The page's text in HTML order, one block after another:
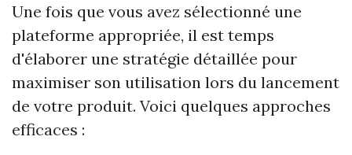
Une fois que vous avez sélectionné une
plateforme appropriée, il est temps
d'élaborer une stratégie détaillée pour
maximiser son utilisation lors du lancement
de votre produit. Voici quelques approches
efficaces :